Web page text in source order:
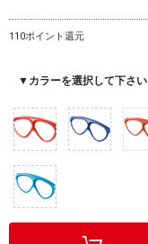
110ポイント還元
▼カラーを選択して下さい